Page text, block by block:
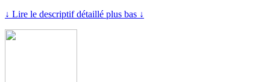
↓ Lire le descriptif détaillé plus bas ↓